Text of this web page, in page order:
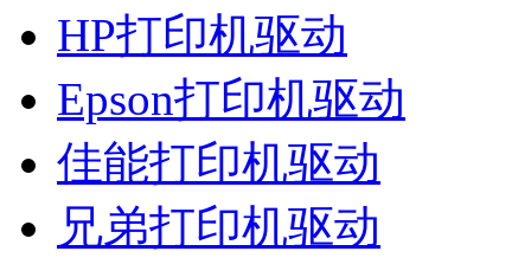
HP打印机驱动
Epson打印机驱动
佳能打印机驱动
兄弟打印机驱动